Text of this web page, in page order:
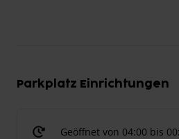
Parkplatz Einrichtungen
Geöffnet von 04:00 bis